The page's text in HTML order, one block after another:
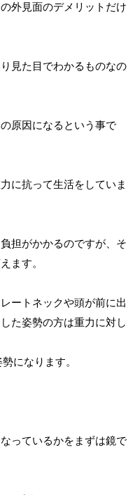
外見面のデメリットだけ
見た目でわかるものなの
原因になるという事で
に抗って生活をしていま
担がかかるのですが、そ
ます。
ートネックや頭が前に出
た姿勢の方は重力に対し
になります。
っているかをまずは鏡で